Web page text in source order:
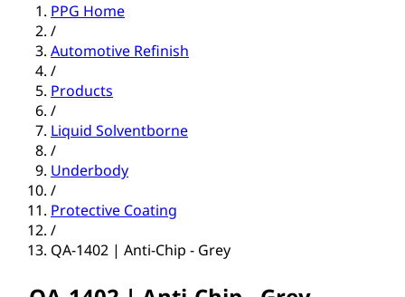
PPG Home
/
Automotive Refinish
/
Products
/
Liquid Solventborne
/
Underbody
/
Protective Coating
/
QA-1402 | Anti-Chip - Grey